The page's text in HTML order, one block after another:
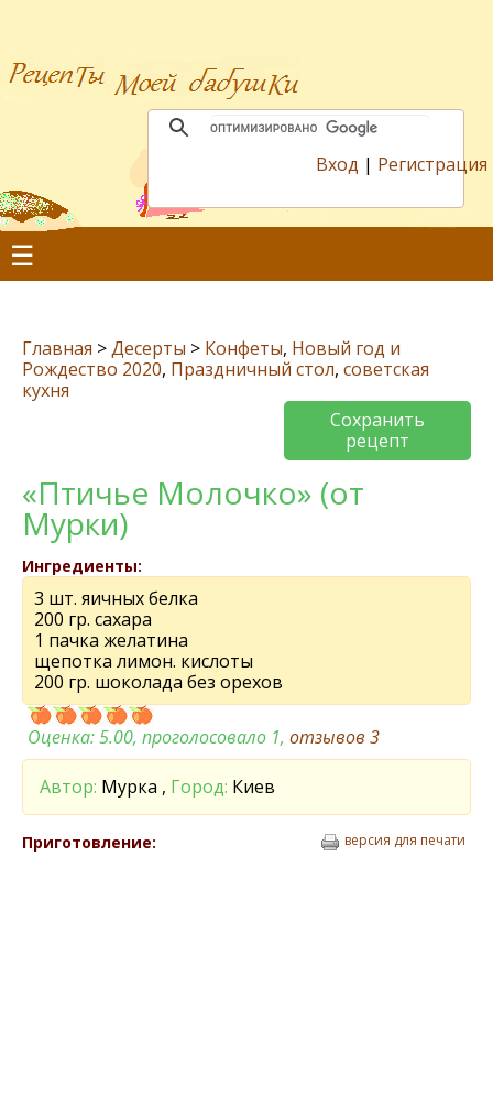
Вход | Регистрация
☰
Главная >Десерты > Конфеты, Новый год и
Рождество 2020, Праздничный стол, советская
кухня
Сохранить
рецепт
«Птичье Молочко» (от
Мурки)
Ингредиенты:
3 шт. яичных белка
200 гр. сахара
1 пачка желатина
щепотка лимон. кислоты
200 гр. шоколада без орехов
Оценка:5.00, проголосовало 1, отзывов 3
Автор: Мурка , Город: Киев
Приготовление: версия для печати